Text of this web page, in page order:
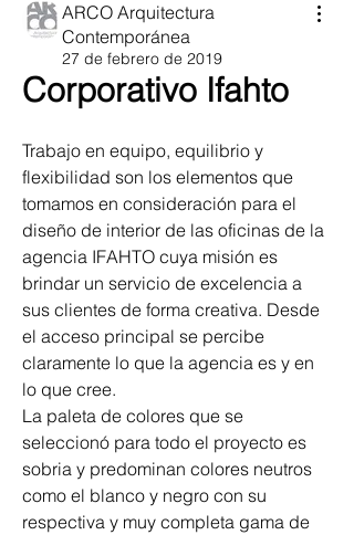
ARCO Arquitectura
Contemporánea
27 de febrero de 2019
Corporativo Ifahto
Trabajo en equipo, equilibrio y
flexibilidad son los elementos que
tomamos en consideración para el
diseño de interior de las oficinas de la
agencia IFAHTO cuya misión es
brindar un servicio de excelencia a
sus clientes de forma creativa. Desde
el acceso principal se percibe
claramente lo que la agencia es y en
lo que cree.
La paleta de colores que se
seleccionó para todo el proyecto es
sobria y predominan colores neutros
como el blanco y negro con su
respectiva y muy completa gama de